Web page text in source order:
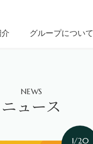
グループについて
NEWS
ニュース
1/20